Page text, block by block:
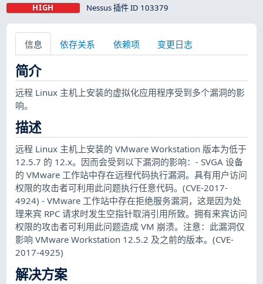
HIGH Nessus 插件 ID 103379
信息 依存关系 依赖项 变更日志
简介
远程 Linux 主机上安装的虚拟化应用程序受到多个漏洞的影
响。
描述
远程 Linux 主机上安装的 VMware Workstation 版本为低于
12.5.7 的 12.x。因而会受到以下漏洞的影响：- SVGA 设备
的 VMware 工作站中存在远程代码执行漏洞。具有用户访问
权限的攻击者可利用此问题执行任意代码。(CVE-2017-
4924) - VMware 工作站中存在拒绝服务漏洞，这是因为处
理来宾 RPC 请求时发生空指针取消引用所致。拥有来宾访问
权限的攻击者可利用此问题造成 VM 崩溃。注意：此漏洞仅
影响 VMware Workstation 12.5.2 及之前的版本。(CVE-
2017-4925)
解决方案